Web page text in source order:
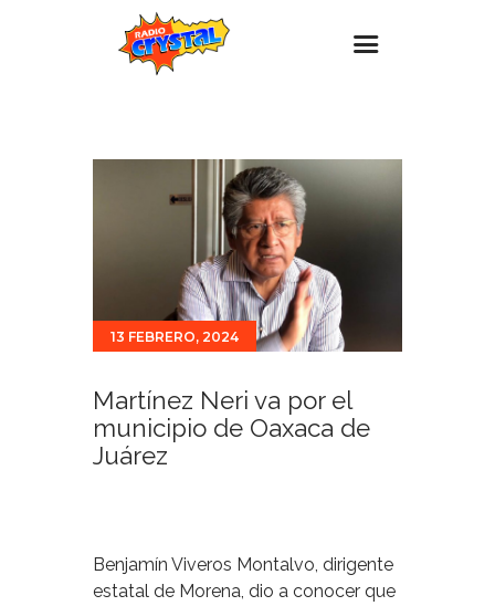
Promociones
Para ti
13 FEBRERO, 2024
Martínez Neri va por el
municipio de Oaxaca de
Juárez
Benjamín Viveros Montalvo, dirigente
estatal de Morena, dio a conocer que